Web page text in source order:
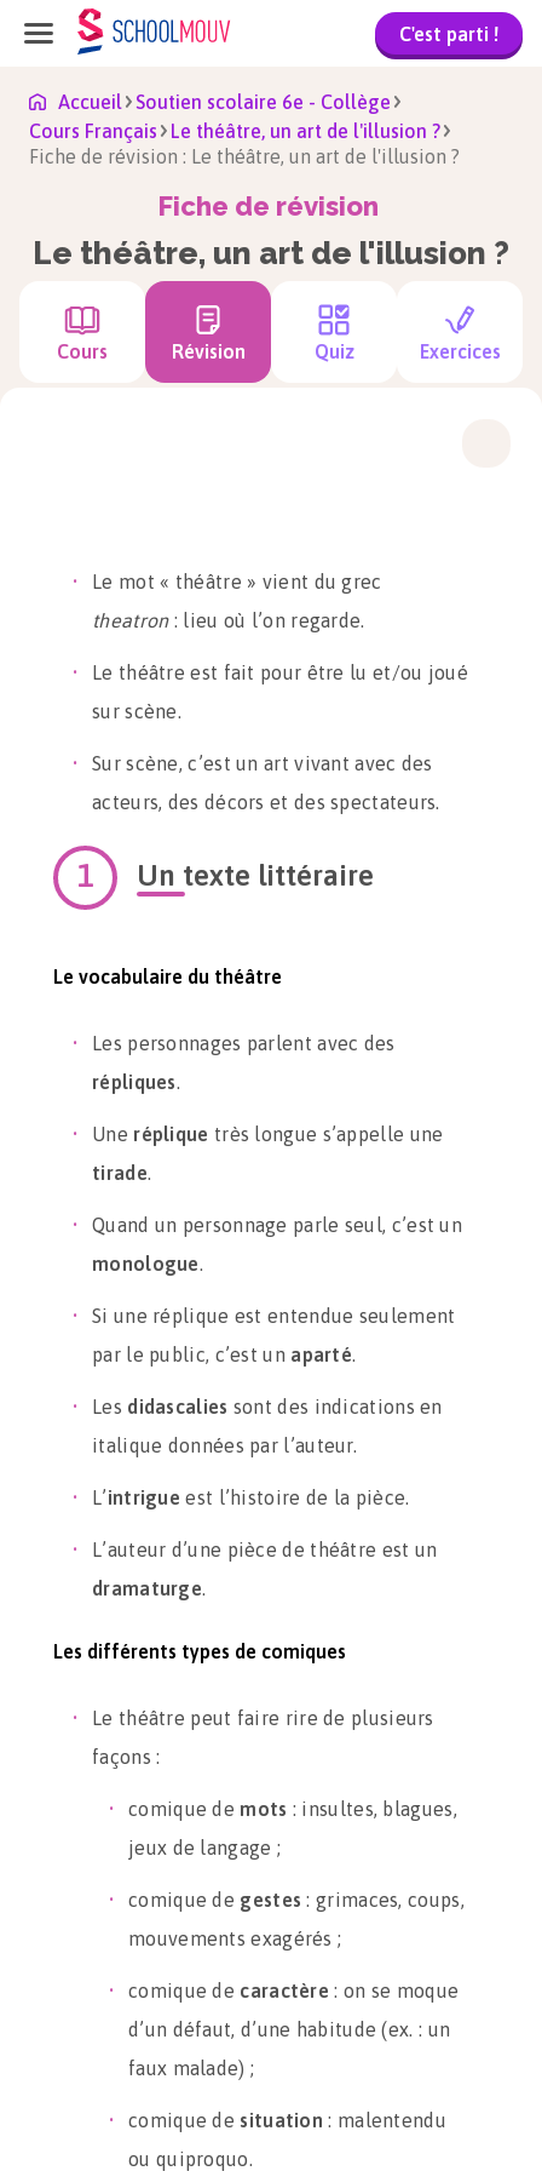
C'est parti !
Accueil
Soutien scolaire 6e - Collège
Cours Français
Le théâtre, un art de l'illusion ?
Fiche de révision : Le théâtre, un art de l'illusion ?
Fiche de révision
Le théâtre, un art de l'illusion ?
Cours Révision Quiz Exercices
Le mot « théâtre » vient du grec
theatron: lieu où l’on regarde.
Le théâtre est fait pour être lu et/ou joué
sur scène.
Sur scène, c’est un art vivant avec des
acteurs, des décors et des spectateurs.
Un texte littéraire
Le vocabulaire du théâtre
Les personnages parlent avec des
répliques.
Une réplique très longue s’appelle une
tirade.
Quand un personnage parle seul, c’est un
monologue.
Si une réplique est entendue seulement
par le public, c’est un aparté.
Les didascalies sont des indications en
italique données par l’auteur.
L’intrigue est l’histoire de la pièce.
L’auteur d’une pièce de théâtre est un
dramaturge.
Les différents types de comiques
Le théâtre peut faire rire de plusieurs
façons :
comique de mots : insultes, blagues,
jeux de langage ;
comique de gestes : grimaces, coups,
mouvements exagérés ;
comique de caractère : on se moque
d’un défaut, d’une habitude (ex. : un
faux malade) ;
comique de situation : malentendu
ou quiproquo.